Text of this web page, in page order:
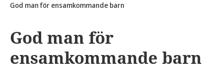
God man för ensamkommande barn
God man för
ensamkommande barn